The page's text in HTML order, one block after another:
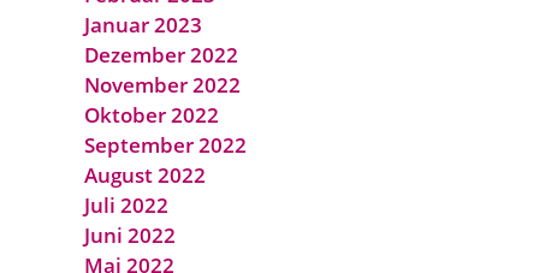
Januar 2023
Dezember 2022
November 2022
Oktober 2022
September 2022
August 2022
Juli 2022
Juni 2022
Mai 2022